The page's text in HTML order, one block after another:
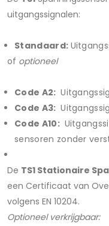
uitgangssignalen:
Standaard:
of optioneel
Code A2:
Code A3:
Code A10:
sensoren zonder
De TS1 Stationaire
een Certificaat van
volgens EN 10204.
Optioneel verkrijgbaar: